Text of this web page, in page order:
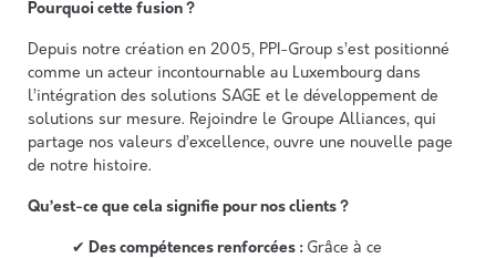
Pourquoi cette fusion ?
Depuis notre création en 2005, PPI-Group s’est positionné
comme un acteur incontournable au Luxembourg dans
l’intégration des solutions SAGE et le développement de
solutions sur mesure. Rejoindre le Groupe Alliances, qui
partage nos valeurs d’excellence, ouvre une nouvelle page
de notre histoire.
Qu’est-ce que cela signifie pour nos clients ?
✔ Des compétences renforcées : Grâce à ce